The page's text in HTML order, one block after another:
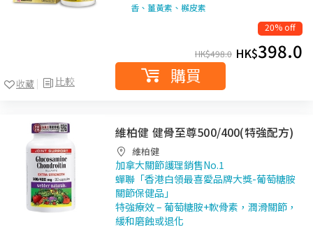
比較
收藏
香、薑黃素、檞皮素
20% off
HK$498.0 HK$398.0
購買
維柏健 健骨至尊500/400(特強配方)
維柏健
加拿大關節護理銷售No.1
蟬聯「香港白領最喜愛品牌大獎-葡萄糖胺
關節保健品」
特強療效 – 葡萄糖胺+軟骨素，潤滑關節，
緩和磨蝕或退化